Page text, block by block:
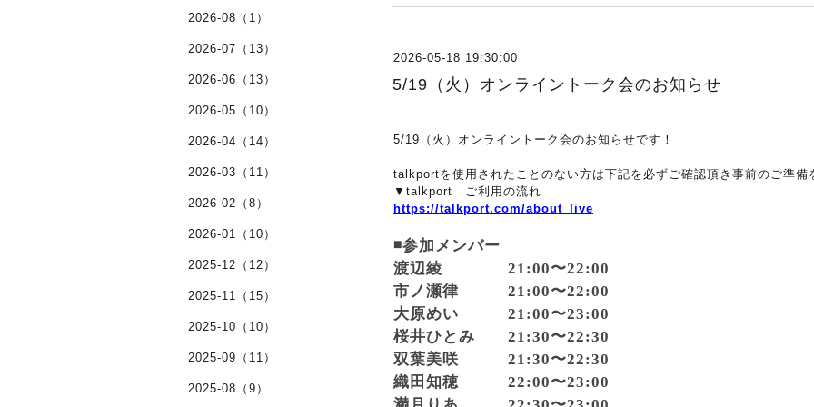
2026-05-18 19:30:00
5/19（火）オンライントーク会のお知らせ
5/19（火）オンライントーク会のお知らせです！
talkportを使用されたことのない方は下記を必ずご確認頂き事前のご準備
▼talkport ご利用の流れ
https://talkport.com/about_live
◾️参加メンバー
渡辺綾 21:00〜22:00
市ノ瀬律 21:00〜22:00
大原めい 21:00〜23:00
桜井ひとみ 21:30〜22:30
双葉美咲 21:30〜22:30
織田知穂 22:00〜23:00
2026-08（1）
2026-07（13）
2026-06（13）
2026-05（10）
2026-04（14）
2026-03（11）
2026-02（8）
2026-01（10）
2025-12（12）
2025-11（15）
2025-10（10）
2025-09（11）
2025-08（9）